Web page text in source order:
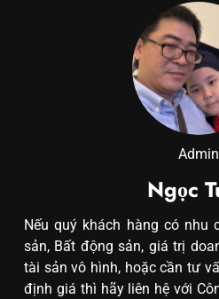
Admin
Ngọc
Nếu quý khách hàng có nhu
sản, Bất động sản, giá trị
tài sản vô hình, hoặc cần tư
định giá thì hãy liên hệ với